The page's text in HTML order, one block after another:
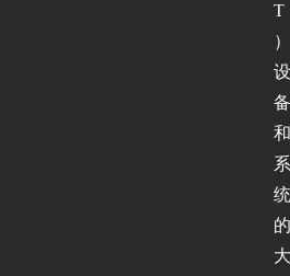
T
）
设
备
和
系
统
的
大